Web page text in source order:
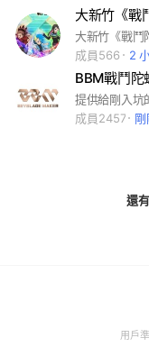
大新竹《戰
大新竹《戰鬥
成員566
2
BBM戰鬥陀
成員2457
剛
還
用戶